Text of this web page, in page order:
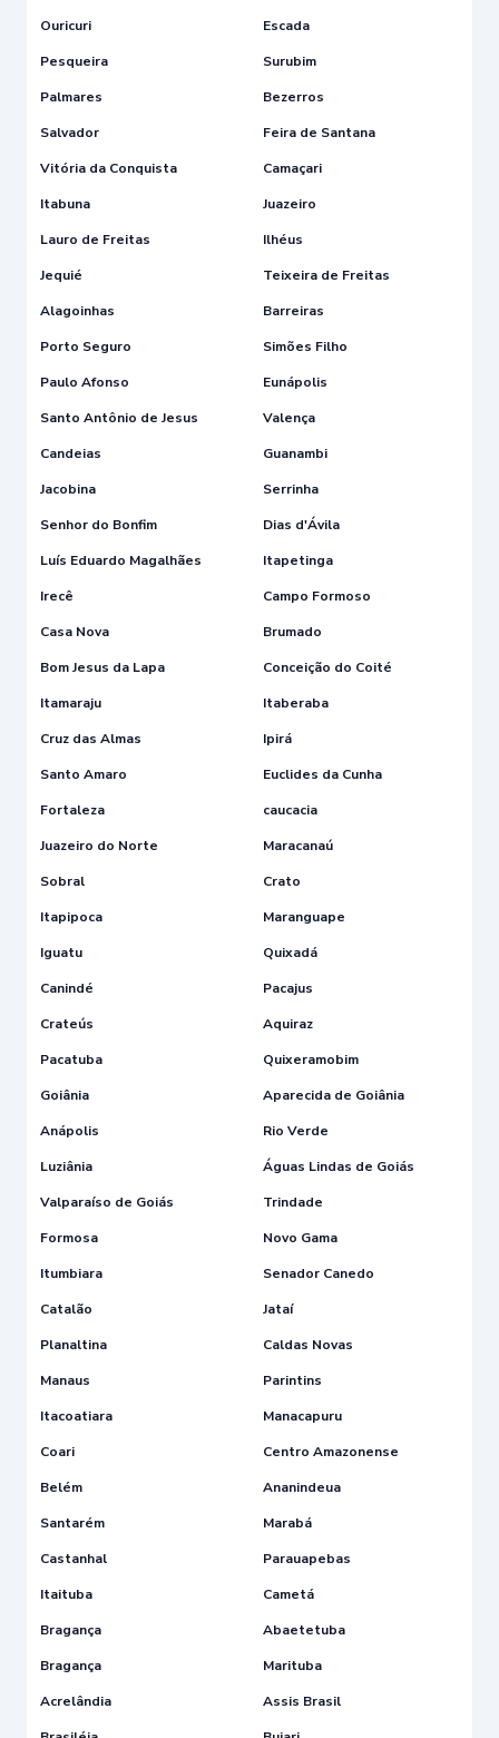
Ouricuri
Escada
Pesqueira
Surubim
Palmares
Bezerros
Salvador
Feira de Santana
Vitória da Conquista
Camaçari
Itabuna
Juazeiro
Lauro de Freitas
Ilhéus
Jequié
Teixeira de Freitas
Alagoinhas
Barreiras
Porto Seguro
Simões Filho
Paulo Afonso
Eunápolis
Santo Antônio de Jesus
Valença
Candeias
Guanambi
Jacobina
Serrinha
Senhor do Bonfim
Dias d'Ávila
Luís Eduardo Magalhães
Itapetinga
Irecê
Campo Formoso
Casa Nova
Brumado
Bom Jesus da Lapa
Conceição do Coité
Itamaraju
Itaberaba
Cruz das Almas
Ipirá
Santo Amaro
Euclides da Cunha
Fortaleza
caucacia
Juazeiro do Norte
Maracanaú
Sobral
Crato
Itapipoca
Maranguape
Iguatu
Quixadá
Canindé
Pacajus
Crateús
Aquiraz
Pacatuba
Quixeramobim
Goiânia
Aparecida de Goiânia
Anápolis
Rio Verde
Luziânia
Águas Lindas de Goiás
Valparaíso de Goiás
Trindade
Formosa
Novo Gama
Itumbiara
Senador Canedo
Catalão
Jataí
Planaltina
Caldas Novas
Manaus
Parintins
Itacoatiara
Manacapuru
Coari
Centro Amazonense
Belém
Ananindeua
Santarém
Marabá
Castanhal
Parauapebas
Itaituba
Cametá
Bragança
Abaetetuba
Bragança
Marituba
Acrelândia
Assis Brasil